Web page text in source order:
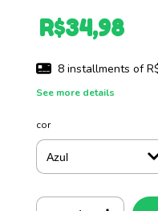
R$34,98
8 installments of
See more details
cor